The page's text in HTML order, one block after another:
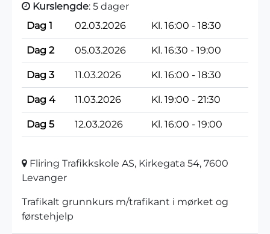
Kurslengde: 5 dager
Dag 1
02.03.2026 Kl. 16:00 - 18:30
Dag 2 05.03.2026 Kl. 16:30 - 19:00
Dag 3 11.03.2026 Kl. 16:00 - 18:30
Dag 4 11.03.2026 Kl. 19:00 - 21:30
Dag 5 12.03.2026 Kl. 16:00 - 19:00
Fliring Trafikkskole AS, Kirkegata 54, 7600
Levanger
Trafikalt grunnkurs m/trafikant i mørket og
førstehjelp